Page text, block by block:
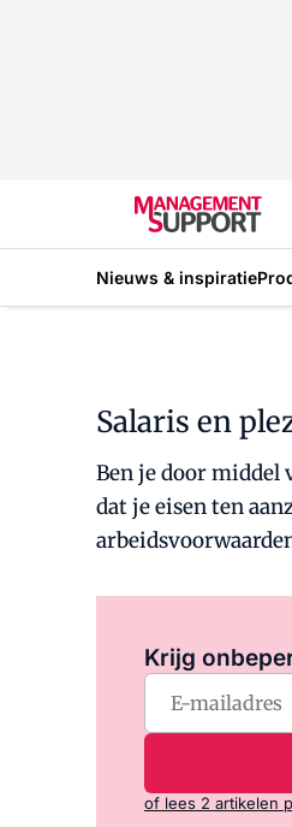
Nieuws & inspiratie
Salaris en
Ben je door middel
dat je eisen ten
Krijg
of lees 2 artikelen